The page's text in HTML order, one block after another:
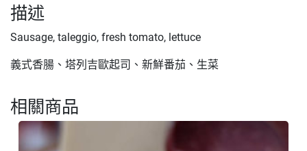
描述
Sausage, taleggio, fresh tomato, lettuce
義式香腸、塔列吉歐起司、新鮮番茄、生菜
相關商品